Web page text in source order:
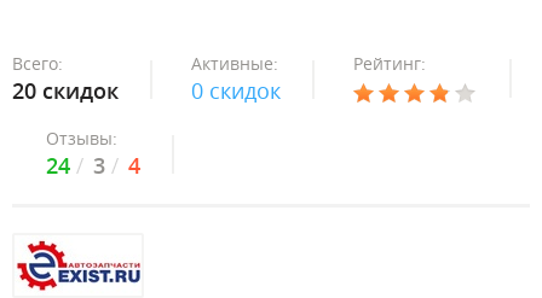
Всего:
20 скидок
Активные:
0 скидок
Рейтинг:
Отзывы:
24 3 4